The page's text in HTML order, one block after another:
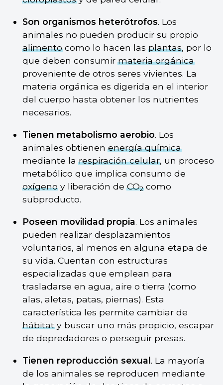
Son organismos heterótrofos. Los
animales no pueden producir su propio
alimentocomo lo hacen lasplantas, por lo
que deben consumirmateria orgánica
proveniente de otros seres vivientes. La
materia orgánica es digerida en el interior
del cuerpo hasta obtener los nutrientes
necesarios.
Tienen metabolismo aerobio. Los
animales obtienenenergía química
mediante larespiración celular, un proceso
metabólico que implica consumo de
oxígenoy liberación deCO2como
subproducto.
Poseen movilidad propia. Los animales
pueden realizar desplazamientos
voluntarios, al menos en alguna etapa de
su vida. Cuentan con estructuras
especializadas que emplean para
trasladarse en agua, aire o tierra (como
alas, aletas, patas, piernas). Esta
característica les permite cambiar de
hábitaty buscar uno más propicio, escapar
de depredadores o perseguir presas.
Tienen reproducción sexual . La mayoría
de los animales se reproducen mediante